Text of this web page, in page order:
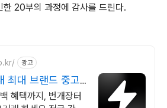
한 20부의 과정에 감사를 드린다.
광고
최대 브랜드 중고
혜택까지, 번개장터